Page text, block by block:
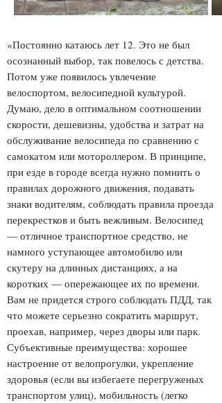
«Постоянно катаюсь лет 12. Это не был
осознанный выбор, так повелось с детства.
Потом уже появилось увлечение
велоспортом, велосипедной культурой.
Думаю, дело в оптимальном соотношении
скорости, дешевизны, удобства и затрат на
обслуживание велосипеда по сравнению с
самокатом или мотороллером. В принципе,
при езде в городе всегда нужно помнить о
правилах дорожного движения, подавать
знаки водителям, соблюдать правила проезда
перекрестков и быть вежливым. Велосипед
— отличное транспортное средство, не
намного уступающее автомобилю или
скутеру на длинных дистанциях, а на
коротких — опережающее их по времени.
Вам не придется строго соблюдать ПДД, так
что можете серьезно сократить маршрут,
проехав, например, через дворы или парк.
Субъективные преимущества: хорошее
настроение от велопрогулки, укрепление
здоровья (если вы избегаете перегруженых
транспортом улиц), мобильность (легко